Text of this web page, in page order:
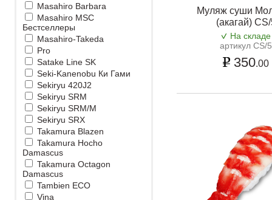
Masahiro Barbara
Masahiro MSС
Бестселлеры
Masahiro-Takeda
Pro
Satake Line SK
Seki-Kanenobu Ки Гами
Sekiryu 420J2
Sekiryu SRM
Sekiryu SRM/M
Sekiryu SRX
Takamura Blazen
Takamura Hocho
Damascus
Takamura Octagon
Damascus
Tambien ECO
Vina
Муляж суши
(акагай)
На складе
артикул CS/5
350.00